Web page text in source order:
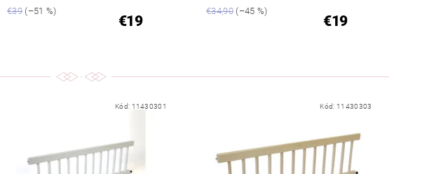
€39(–51 %)
€19
€34,90 (–45 %)
€19
Kód: 11430301 Kód: 11430303